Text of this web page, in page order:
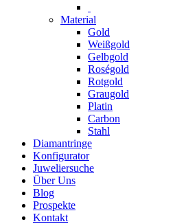
Material
Gold
Weißgold
Gelbgold
Roségold
Rotgold
Graugold
Platin
Carbon
Stahl
Diamantringe
Konfigurator
Juweliersuche
Über Uns
Blog
Prospekte
Kontakt